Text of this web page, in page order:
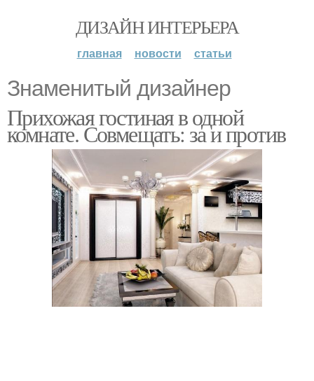
ДИЗАЙН ИНТЕРЬЕРА
главная новости статьи
Знаменитый дизайнер
Прихожая гостиная в одной
комнате. Совмещать: за и против